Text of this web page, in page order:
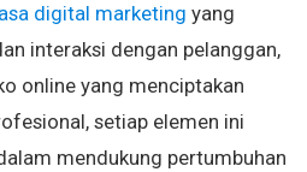
digital marketing yang
interaksi dengan pelanggan,
online yang menciptakan
setiap elemen ini
mendukung pertumbuhan